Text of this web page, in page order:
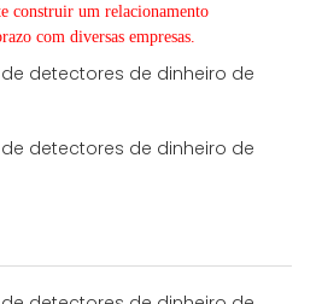
construir um relacionamento
com diversas empresas.